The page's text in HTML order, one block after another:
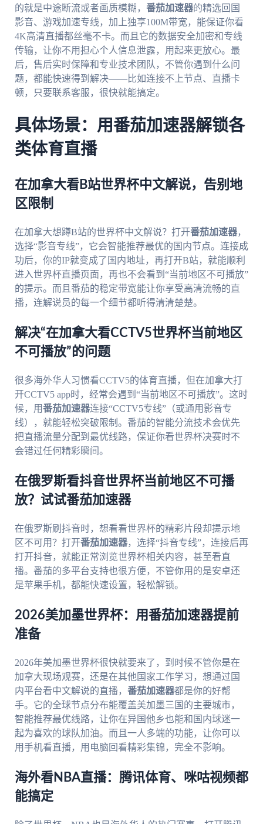
的就是中途断流或者画质模糊， 番茄加速器的精选回国
影音、游戏加速专线，加上独享100M带宽，能保证你看
4K高清直播都丝毫不卡。而且它的数据安全加密和专线
传输，让你不用担心个人信息泄露，用起来更放心。最
后，售后实时保障和专业技术团队，不管你遇到什么问
题，都能快速得到解决——比如连接不上节点、直播卡
顿，只要联系客服，很快就能搞定。
具体场景：用番茄加速器解锁各
类体育直播
在加拿大看B站世界杯中文解说，告别地
区限制
在加拿大想蹲B站的世界杯中文解说？打开番茄加速器，
选择“影音专线”，它会智能推荐最优的国内节点。连接成
功后，你的IP就变成了国内地址，再打开B站，就能顺利
进入世界杯直播页面，再也不会看到“当前地区不可播放”
的提示。而且番茄的稳定带宽能让你享受高清流畅的直
播，连解说员的每一个细节都听得清清楚楚。
解决“在加拿大看CCTV5世界杯当前地区
不可播放”的问题
很多海外华人习惯看CCTV5的体育直播，但在加拿大打
开CCTV5 app时，经常会遇到“当前地区不可播放”。这时
候，用番茄加速器连接“CCTV5专线”（或通用影音专
线），就能轻松突破限制。番茄的智能分流技术会优先
把直播流量分配到最优线路，保证你看世界杯决赛时不
会错过任何精彩瞬间。
在俄罗斯看抖音世界杯当前地区不可播
放？试试番茄加速器
在俄罗斯刷抖音时，想看看世界杯的精彩片段却提示地
区不可用？打开番茄加速器，选择“抖音专线”，连接后再
打开抖音，就能正常浏览世界杯相关内容，甚至看直
播。番茄的多平台支持也很方便，不管你用的是安卓还
是苹果手机，都能快速设置，轻松解锁。
2026美加墨世界杯：用番茄加速器提前
准备
2026年美加墨世界杯很快就要来了，到时候不管你是在
加拿大现场观赛，还是在其他国家工作学习，想通过国
内平台看中文解说的直播， 番茄加速器都是你的好帮
手。它的全球节点分布能覆盖美加墨三国的主要城市，
智能推荐最优线路，让你在异国他乡也能和国内球迷一
起为喜欢的球队加油。而且一人多端的功能，让你可以
用手机看直播，用电脑回看精彩集锦，完全不影响。
海外看NBA直播：腾讯体育、咪咕视频都
能搞定